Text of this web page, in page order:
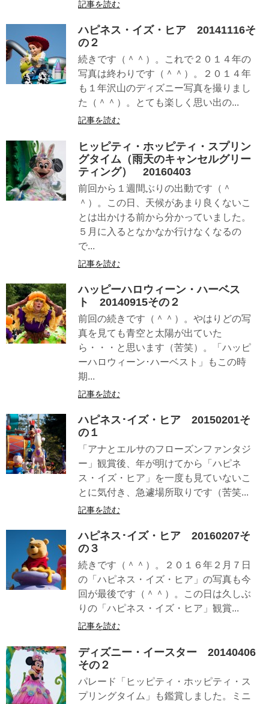
記事を読む
ハピネス・イズ・ヒア 20141116そ
の２
続きです（＾＾）。これで２０１４年の
写真は終わりです（＾＾）。２０１４年
も１年沢山のディズニー写真を撮りまし
た（＾＾）。とても楽しく思い出の...
記事を読む
ヒッピティ・ホッピティ・スプリン
グタイム（雨天のキャンセルグリー
ティング） 20160403
前回から１週間ぶりの出動です（＾
＾）。この日、天候があまり良くないこ
とは出かける前から分かっていました。
５月に入るとなかなか行けなくなるの
で...
記事を読む
ハッピーハロウィーン・ハーベス
ト 20140915その２
前回の続きです（＾＾）。やはりどの写
真を見ても青空と太陽が出ていた
ら・・・と思います（苦笑）。「ハッピ
ーハロウィーン･ハーベスト」もこの時
期...
記事を読む
ハピネス･イズ・ヒア 20150201そ
の１
「アナとエルサのフローズンファンタジ
ー」観賞後、年が明けてから「ハピネ
ス・イズ・ヒア」を一度も見ていないこ
とに気付き、急遽場所取りです（苦笑...
記事を読む
ハピネス･イズ・ヒア 20160207そ
の３
続きです（＾＾）。２０１６年２月７日
の「ハピネス・イズ・ヒア」の写真も今
回が最後です（＾＾）。この日は久しぶ
りの「ハピネス・イズ・ヒア」観賞...
記事を読む
ディズニー・イースター 20140406
その２
パレード「ヒッピティ・ホッピティ・ス
プリングタイム」も鑑賞しました。ミニ